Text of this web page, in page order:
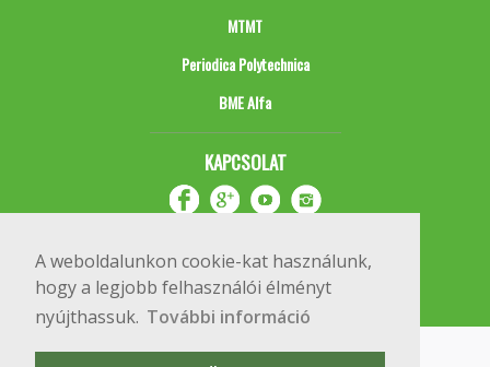
A weboldalunkon cookie-kat használunk,
hogy a legjobb felhasználói élményt
nyújthassuk. További információ
MTMT
Periodica Polytechnica
BME Alfa
KAPCSOLAT